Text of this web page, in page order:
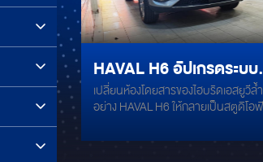
HAVAL H6 อัปเกรดระบบ
เสียงพรีเมียมตรงรุ่นชุดใ
แบรนด์ MERCURY เต็มระ
เปลี่ยนห้องโดยสารของไฮบริดเอสยูวีล้
อย่าง HAVAL H6 ให้กลายเป็นสตูดิโอ
เครื่องเสียงตรงรุ่นจากแบรนด์